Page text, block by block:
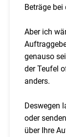
Beträge bei
Aber ich
genauso
der Teufel
anders.
Deswegen
oder
über Ihre